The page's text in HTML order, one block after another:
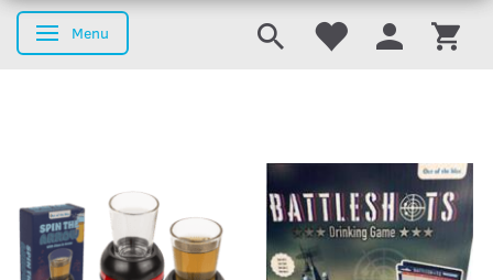
Skifte navigation
Menu